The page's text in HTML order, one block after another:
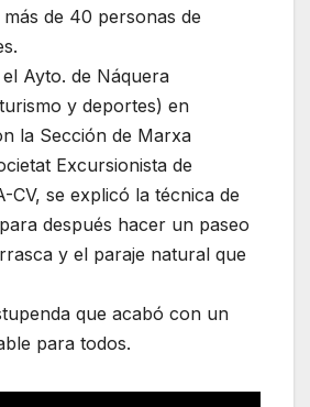
de 40 personas de
Ayto. de Náquera
y deportes) en
la Sección de Marxa
Excursionista de
CV, se explicó la técnica de
después hacer un paseo
y el paraje natural que
que acabó con un
para todos.